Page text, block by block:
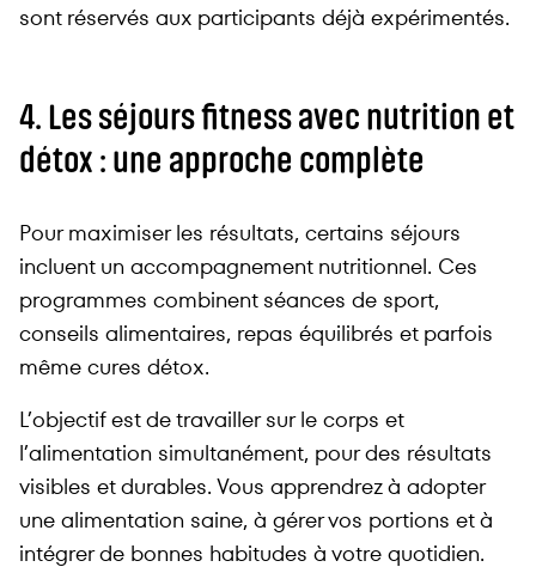
sont réservés aux participants déjà expérimentés.
4. Les séjours fitness avec nutrition et
détox : une approche complète
Pour maximiser les résultats, certains séjours
incluent un accompagnement nutritionnel. Ces
programmes combinent séances de sport,
conseils alimentaires, repas équilibrés et parfois
même cures détox.
L’objectif est de travailler sur le corps et
l’alimentation simultanément, pour des résultats
visibles et durables. Vous apprendrez à adopter
une alimentation saine, à gérer vos portions et à
intégrer de bonnes habitudes à votre quotidien.